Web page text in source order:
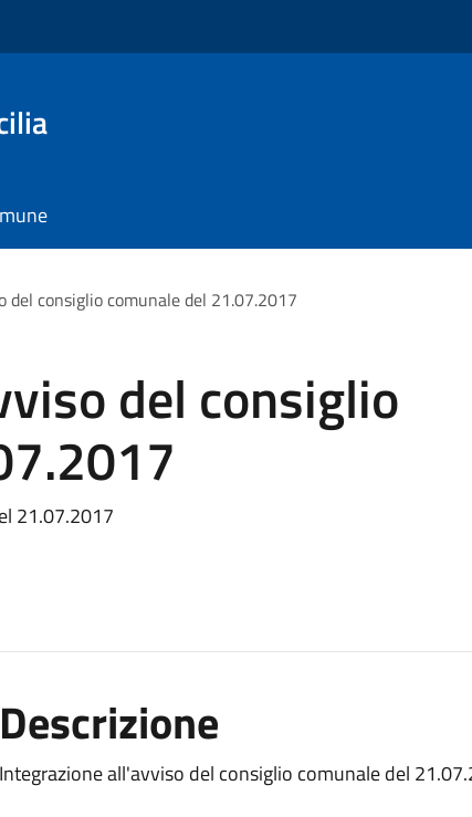
del consiglio comunale del 21.07.2017
del consiglio
21.07.2017
Descrizione
Integrazione all'avviso del consiglio comunale del